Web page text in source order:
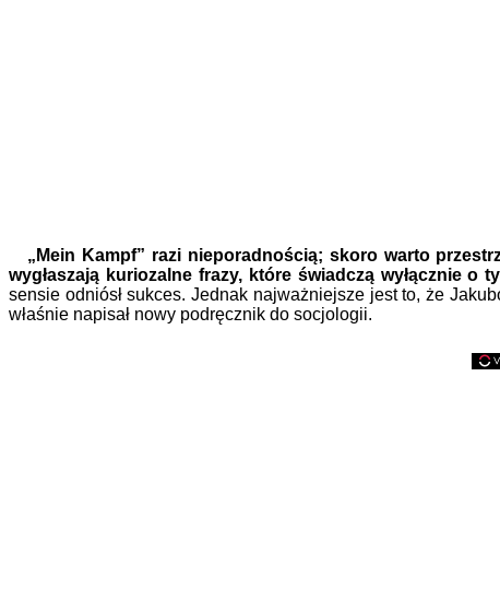
„Mein Kampf” razi nieporadnością; skoro warto
wygłaszają kuriozalne frazy, które świadczą wyłącznie o
sensie odniósł sukces. Jednak najważniejsze jest to, że
właśnie napisał nowy podręcznik do socjologii.